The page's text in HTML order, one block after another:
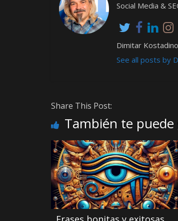
Social Media &
Dimitar
See all posts by
Share This Post:
También te